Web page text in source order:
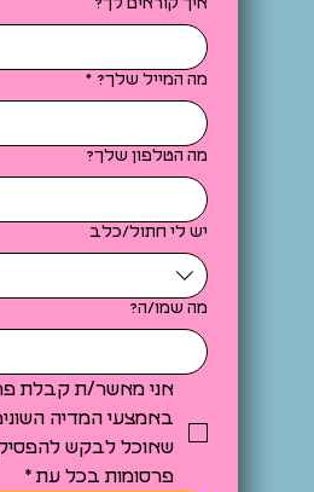
מה המייל שלך? *
מה הטלפון שלך?
יש לי חתול/כלב
מה שמו/ה?
פרסומות בכל עת *